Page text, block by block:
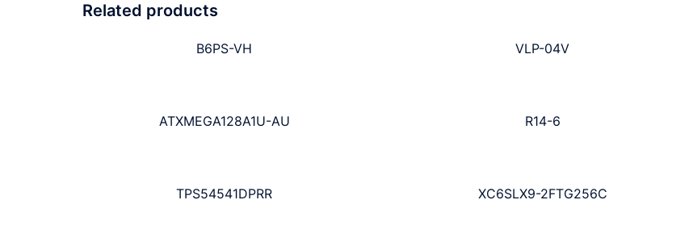
Related products
B6PS-VH VLP-04V
ATXMEGA128A1U-AU R14-6
TPS54541DPRR XC6SLX9-2FTG256C